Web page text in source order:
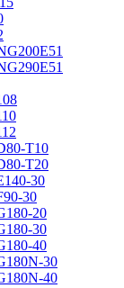
T10
T20
30
30
20
30
40
30
40